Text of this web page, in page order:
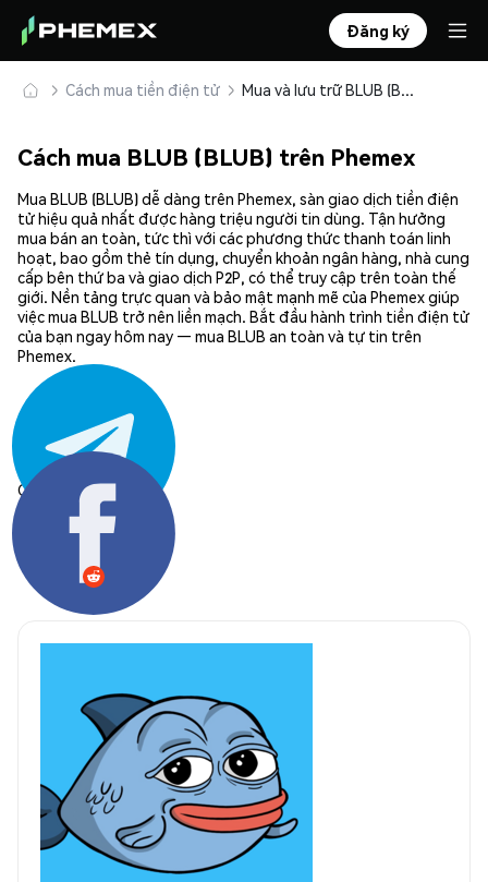
Đăng ký
Cách mua tiền điện tử Mua và lưu trữ BLUB (BLUB) an toàn
Cách mua BLUB (BLUB) trên Phemex
Mua BLUB (BLUB) dễ dàng trên Phemex, sàn giao dịch tiền điện
tử hiệu quả nhất được hàng triệu người tin dùng. Tận hưởng
mua bán an toàn, tức thì với các phương thức thanh toán linh
hoạt, bao gồm thẻ tín dụng, chuyển khoản ngân hàng, nhà cung
cấp bên thứ ba và giao dịch P2P, có thể truy cập trên toàn thế
giới. Nền tảng trực quan và bảo mật mạnh mẽ của Phemex giúp
việc mua BLUB trở nên liền mạch. Bắt đầu hành trình tiền điện tử
của bạn ngay hôm nay — mua BLUB an toàn và tự tin trên
Phemex.
Chia sẻ: